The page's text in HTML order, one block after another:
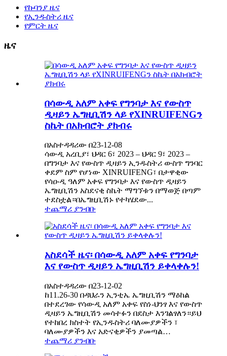
የኩባንያ ዜና
የኢንዱስትሪ ዜና
የምርት ዜና
ዜና
በሳውዲ አለም አቀፍ የግንባታ እና የውስጥ
ዲዛይን ኤግዚቢሽን ላይ የXINRUIFENGን
ስኬት በአክብሮት ያክብሩ
በአስተዳዳሪው በ23-12-08
ሳውዲ አረቢያ፣ ህዳር 6፣ 2023 – ህዳር 9፣ 2023 –
በግንባታ እና የውስጥ ዲዛይን ኢንዱስትሪ ውስጥ ግንባር
ቀደም ስም የሆነው XINRUIFENG፣ በታዋቂው
የሳዑዲ ዓለም አቀፍ የግንባታ እና የውስጥ ዲዛይን
ኤግዚቢሽን አስደናቂ ስኬት ማግኘቱን በማወጅ በጣም
ተደስቷል።በኤግዚቢሽኑ የተካሄደው...
ተጨማሪ ያንብቡ
አስደሳች ዜና፡ በሳውዲ አለም አቀፍ የግንባታ
እና የውስጥ ዲዛይን ኤግዚቢሽን ይቀላቀሉን!
በአስተዳዳሪው በ23-12-02
ከ11.26-30 በዳህራን ኢንቲኤ ኤግዚቢሽን ማዕከል
በተደረገው የሳውዲ አለም አቀፍ የስነ-ህንፃ እና የውስጥ
ዲዛይን ኤግዚቢሽን መሳተፉን በደስታ እንገልፃለን።ይህ
የተከበረ ክስተት የኢንዱስትሪ ባለሙያዎችን ፣
ባለሙያዎችን እና አድናቂዎችን ያመጣል…
ተጨማሪ ያንብቡ